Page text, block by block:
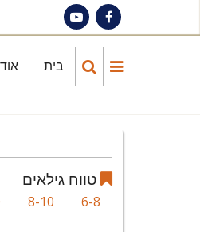
to
Main
בית
טווח גילאים
6-8
8-10